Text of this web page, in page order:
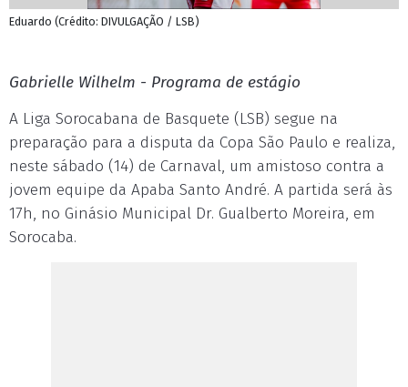
Eduardo (Crédito: DIVULGAÇÃO / LSB)
Gabrielle Wilhelm - Programa de estágio
A Liga Sorocabana de Basquete (LSB) segue na
preparação para a disputa da Copa São Paulo e realiza,
neste sábado (14) de Carnaval, um amistoso contra a
jovem equipe da Apaba Santo André. A partida será às
17h, no Ginásio Municipal Dr. Gualberto Moreira, em
Sorocaba.